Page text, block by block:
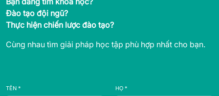
Đào tạo đội ngũ?
Thực hiện chiến lược đào tạo?
Cùng nhau tìm giải pháp học tập phù hợp nhất cho bạn.
TÊN * HỌ *